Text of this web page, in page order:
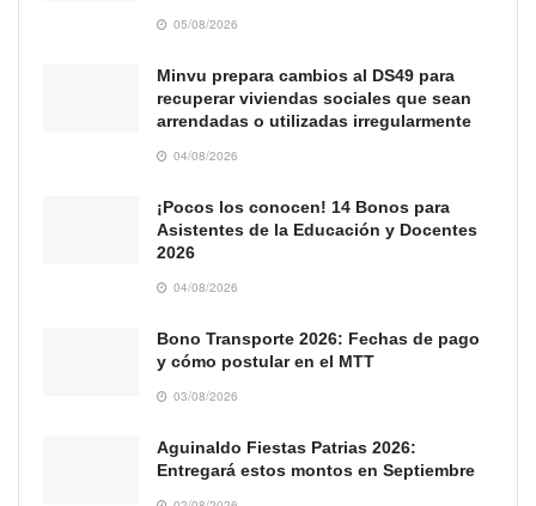
05/08/2026
Minvu prepara cambios al DS49 para
recuperar viviendas sociales que sean
arrendadas o utilizadas irregularmente
04/08/2026
¡Pocos los conocen! 14 Bonos para
Asistentes de la Educación y Docentes
2026
04/08/2026
Bono Transporte 2026: Fechas de pago
y cómo postular en el MTT
03/08/2026
Aguinaldo Fiestas Patrias 2026:
Entregará estos montos en Septiembre